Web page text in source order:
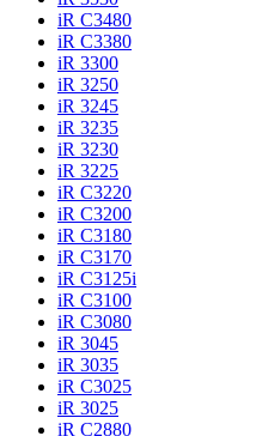
iR C3480
iR C3380
iR 3300
iR 3250
iR 3245
iR 3235
iR 3230
iR 3225
iR C3220
iR C3200
iR C3180
iR C3170
iR C3125i
iR C3100
iR C3080
iR 3045
iR 3035
iR C3025
iR 3025
iR C2880